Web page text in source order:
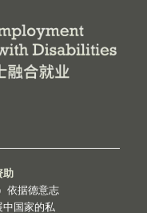
助
依据德意志
中国家的私